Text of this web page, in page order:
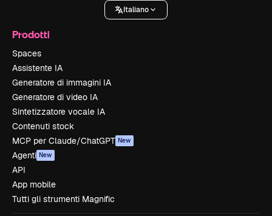
Italiano
Prodotti
Spaces
Assistente IA
Generatore di immagini IA
Generatore di video IA
Sintetizzatore vocale IA
Contenuti stock
MCP per Claude/ChatGPT New
Agenti New
API
App mobile
Tutti gli strumenti Magnific